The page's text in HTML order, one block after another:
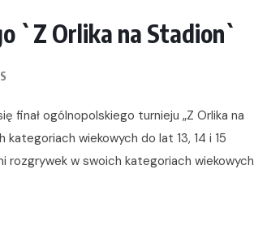
`Z Orlika na Stadion`
finał ogólnopolskiego turnieju „Z Orlika na
wiekowych do lat 13, 14 i 15
rozgrywek w swoich kategoriach wiekowych